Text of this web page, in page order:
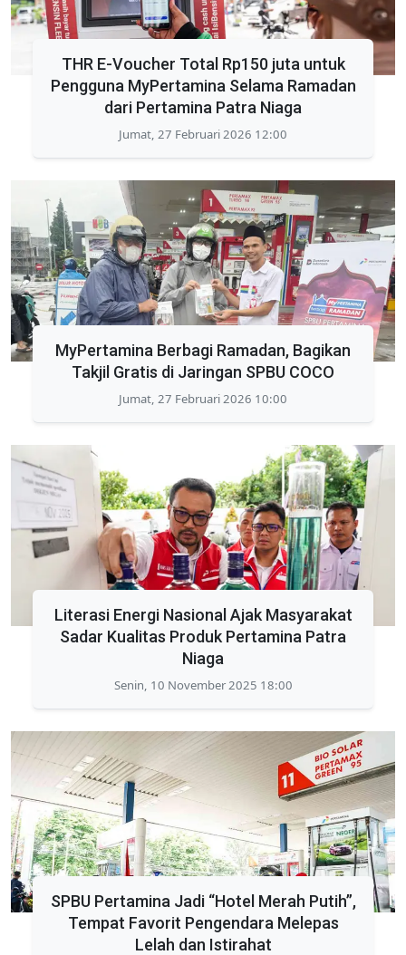
THR E-Voucher Total Rp150 juta untuk
Pengguna MyPertamina Selama Ramadan
dari Pertamina Patra Niaga
Jumat, 27 Februari 2026 12:00
MyPertamina Berbagi Ramadan, Bagikan
Takjil Gratis di Jaringan SPBU COCO
Jumat, 27 Februari 2026 10:00
Literasi Energi Nasional Ajak Masyarakat
Sadar Kualitas Produk Pertamina Patra
Niaga
Senin, 10 November 2025 18:00
SPBU Pertamina Jadi “Hotel Merah Putih”,
Tempat Favorit Pengendara Melepas
Lelah dan Istirahat